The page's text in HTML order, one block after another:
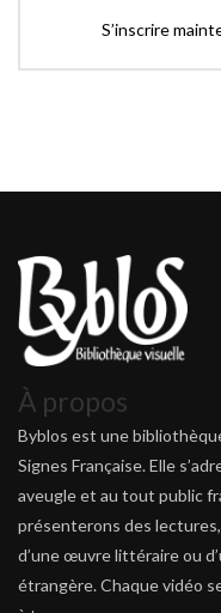
S’inscrire
À propos
Byblos est une
Signes Française. Elle
aveugle et au tout public
présenterons des
d’une œuvre littéraire ou
étrangère. Chaque vidéo